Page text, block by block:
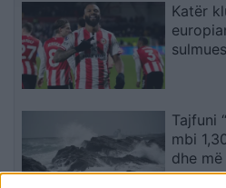
Katër
Tajfuni
mbi
dhe
banorë